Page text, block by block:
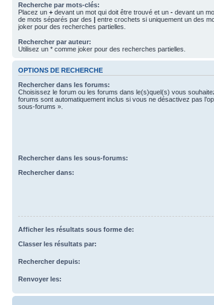
Recherche par mots-clés:
Placez un + devant un mot qui doit être trouvé et un - devant un
de mots séparés par des | entre crochets si uniquement un des
joker pour des recherches partielles.
Rechercher par auteur:
Utilisez un * comme joker pour des recherches partielles.
OPTIONS DE RECHERCHE
Rechercher dans les forums:
Choisissez le forum ou les forums dans le(s)quel(s) vous
forums sont automatiquement inclus si vous ne désactivez pas
sous-forums ».
Rechercher dans les sous-forums:
Rechercher dans:
Afficher les résultats sous forme de:
Classer les résultats par:
Rechercher depuis:
Renvoyer les: